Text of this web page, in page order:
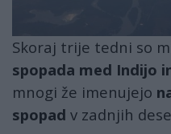
Skoraj trije tedni so
spopada med Indijo
mnogi že imenujejo
spopad v zadnjih